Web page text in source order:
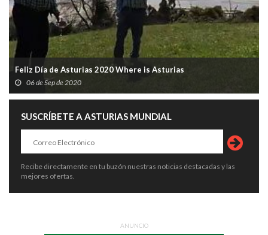
Feliz Día de Asturias 2020 Where is Asturias
06 de Sep de 2020
SUSCRÍBETE A ASTURIAS MUNDIAL
Recibe directamente en tu buzón nuestras noticias destacadas y las
mejores ofertas.
ANUNCIO